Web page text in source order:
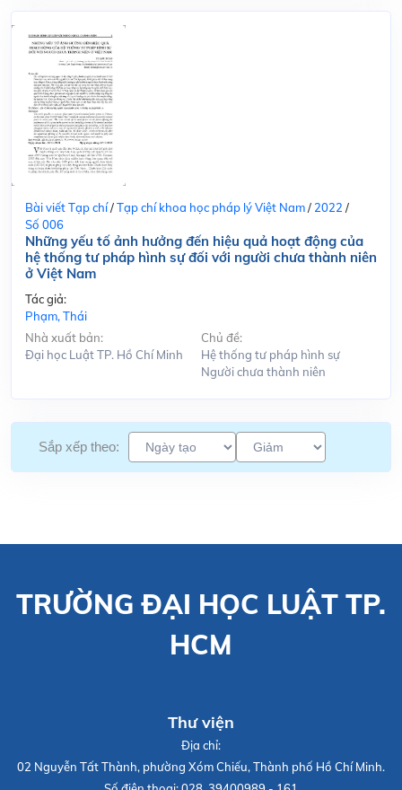
Bài viết Tạp chí/Tạp chí khoa học pháp lý Việt Nam/ 2022 /
Số 006
Những yếu tố ảnh hưởng đến hiệu quả hoạt động của
hệ thống tư pháp hình sự đối với người chưa thành niên
ở Việt Nam
Tác giả:
Phạm, Thái
Nhà xuất bản:
Đại học Luật TP. Hồ Chí Minh
Chủ đề:
Hệ thống tư pháp hình sự
Người chưa thành niên
Sắp xếp theo:
TRƯỜNG ĐẠI HỌC LUẬT TP.
HCM
Thư viện
Địa chỉ:
02 Nguyễn Tất Thành, phường Xóm Chiếu, Thành phố Hồ Chí Minh.